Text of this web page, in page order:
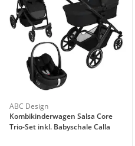
ABC Design
Kombikinderwagen Salsa Core
Trio-Set inkl. Babyschale Calla